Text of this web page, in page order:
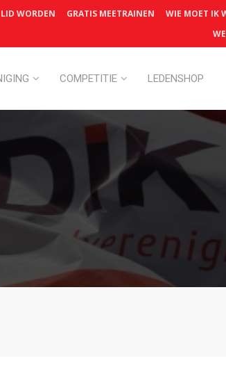
LID WORDEN GRATIS MEETRAINEN
WIE MOET IK
COMPETITIE LEDENSHOP